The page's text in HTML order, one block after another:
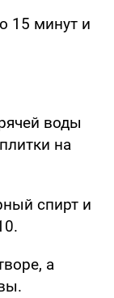
15 минут и
воды
на
спирт и
а